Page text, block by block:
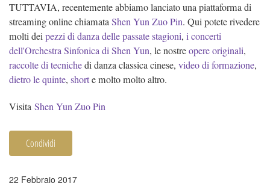
TUTTAVIA, recentemente abbiamo lanciato una piattaforma di
streaming online chiamataShen Yun Zuo Pin. Qui potete rivedere
molti deipezzi di danza delle passate stagioni, i concerti
dell'Orchestra Sinfonica di Shen Yun, le nostreopere originali,
raccolte di tecnichedi danza classica cinese, video di formazione,
dietro le quinte, shorte molto molto altro.
Visita Shen Yun Zuo Pin
Condividi
22 Febbraio 2017